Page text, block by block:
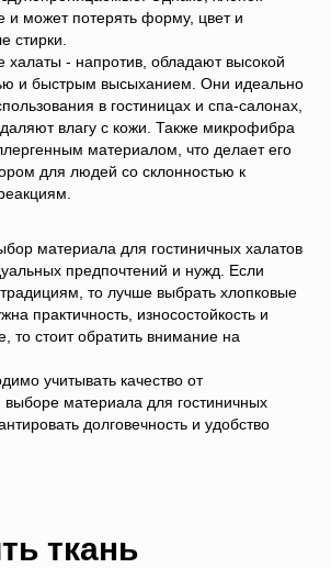
и может потерять форму, цвет и
стирки.
- напротив, обладают высокой
и быстрым высыханием. Они идеально
в гостиницах и спа-салонах,
влагу с кожи. Также микрофибра
материалом, что делает его
для людей со склонностью к
материала для гостиничных халатов
предпочтений и нужд. Если
то лучше выбрать хлопковые
практичность, износостойкость и
то стоит обратить внимание на
учитывать качество от
выборе материала для гостиничных
долговечность и удобство
ткань